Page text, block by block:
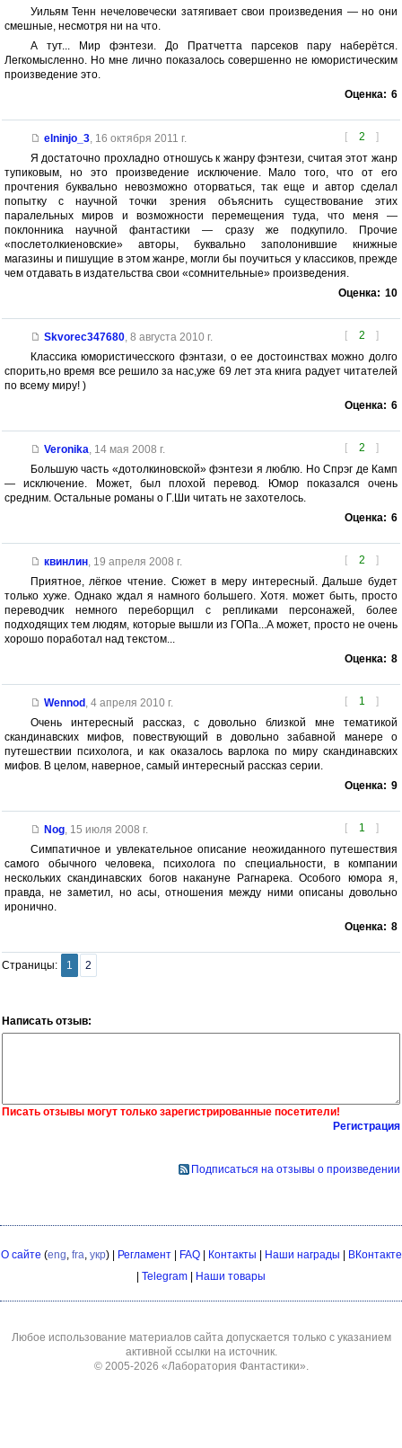
Уильям Тенн нечеловечески затягивает свои произведения — но они
смешные, несмотря ни на что.
А тут... Мир фэнтези. До Пратчетта парсеков пару наберётся.
Легкомысленно. Но мне лично показалось совершенно не юмористическим
произведение это.
Оценка: 6
[ 2 ]
elninjo_3, 16 октября 2011 г.
Я достаточно прохладно отношусь к жанру фэнтези, считая этот жанр
тупиковым, но это произведение исключение. Мало того, что от его
прочтения буквально невозможно оторваться, так еще и автор сделал
попытку с научной точки зрения объяснить существование этих
паралельных миров и возможности перемещения туда, что меня —
поклонника научной фантастики — сразу же подкупило. Прочие
«послетолкиеновские» авторы, буквально заполонившие книжные
магазины и пишущие в этом жанре, могли бы поучиться у классиков, прежде
чем отдавать в издательства свои «сомнительные» произведения.
Оценка: 10
[ 2 ]
Skvorec347680, 8 августа 2010 г.
Классика юмористичесского фэнтази, о ее достоинствах можно долго
спорить,но время все решило за нас,уже 69 лет эта книга радует читателей
по всему миру! )
Оценка: 6
[ 2 ]
Veronika, 14 мая 2008 г.
Большую часть «дотолкиновской» фэнтези я люблю. Но Спрэг де Камп
— исключение. Может, был плохой перевод. Юмор показался очень
средним. Остальные романы о Г.Ши читать не захотелось.
Оценка: 6
[ 2 ]
квинлин, 19 апреля 2008 г.
Приятное, лёгкое чтение. Сюжет в меру интересный. Дальше будет
только хуже. Однако ждал я намного большего. Хотя. может быть, просто
переводчик немного переборщил с репликами персонажей, более
подходящих тем людям, которые вышли из ГОПа...А может, просто не очень
хорошо поработал над текстом...
Оценка: 8
[ 1 ]
Wennod , 4 апреля 2010 г.
Очень интересный рассказ, с довольно близкой мне тематикой
скандинавских мифов, повествующий в довольно забавной манере о
путешествии психолога, и как оказалось варлока по миру скандинавских
мифов. В целом, наверное, самый интересный рассказ серии.
Оценка: 9
[ 1 ]
Nog, 15 июля 2008 г.
Симпатичное и увлекательное описание неожиданного путешествия
самого обычного человека, психолога по специальности, в компании
нескольких скандинавских богов накануне Рагнарека. Особого юмора я,
правда, не заметил, но асы, отношения между ними описаны довольно
иронично.
Оценка: 8
Страницы: 1 2
Написать отзыв:
Писать отзывы могут только зарегистрированные посетители!
Регистрация
Подписаться на отзывы о произведении
О сайте (eng, fra, укр) | Регламент| FAQ| Контакты Наши награды
ВКонтакте
Telegram Наши товары
Любое использование материалов сайта допускается только с указанием
активной ссылки на источник.
© 2005-2026 «Лаборатория Фантастики».